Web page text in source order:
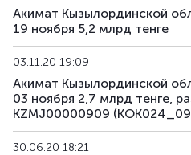
Акимат Кызылординской
19 ноября 5,2 млрд тенге
03.11.20 19:09
Акимат Кызылординской
03 ноября 2,7 млрд тенге,
KZMJ00000909
30.06.20 18:21